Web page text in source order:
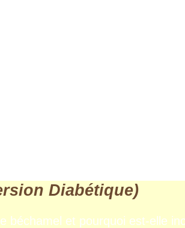
Diabétique)
béchamel et pourquoi est-elle